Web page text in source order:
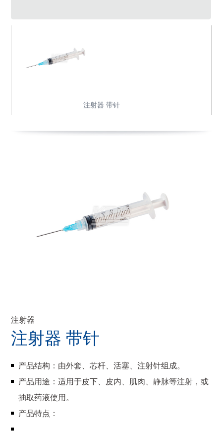
注射器 带针
注射器
注射器 带针
产品结构：由外套、芯杆、活塞、注射针组成。
产品用途：适用于皮下、皮内、肌肉、静脉等注射，或
抽取药液使用。
产品特点：